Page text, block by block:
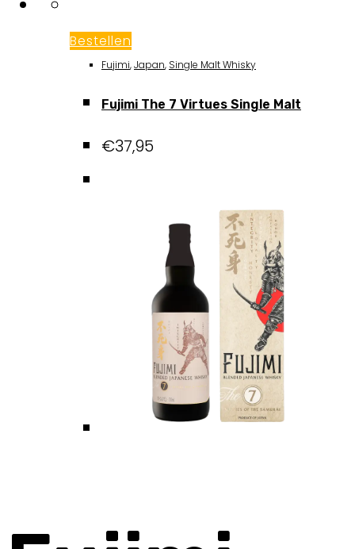
Bestellen
Fujimi,Japan, Single Malt Whisky
Fujimi The 7 Virtues Single Malt
€37,95